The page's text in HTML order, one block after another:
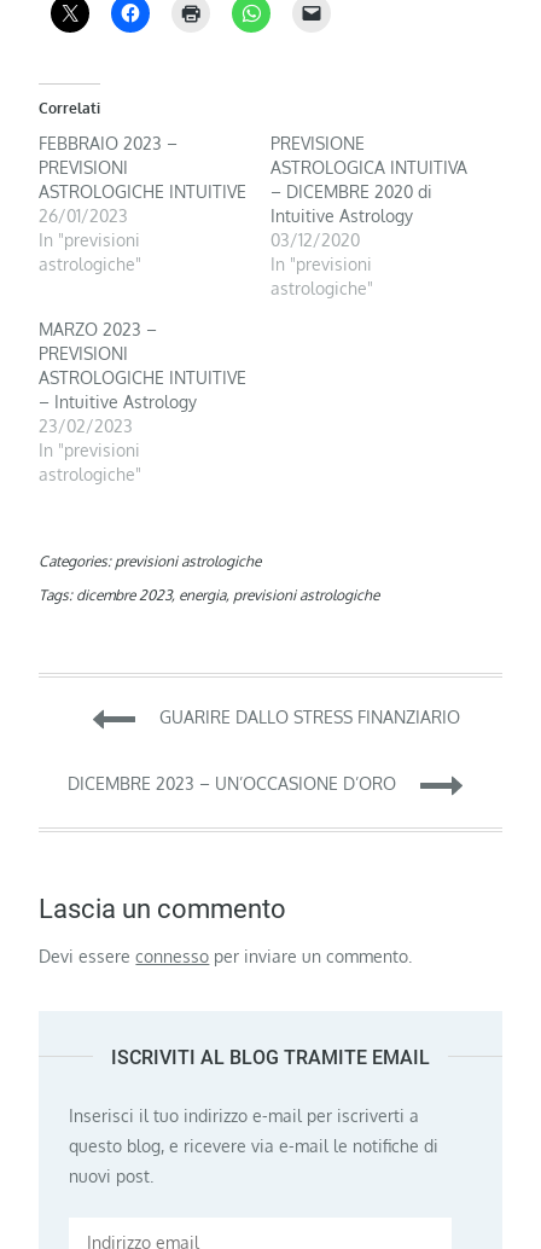
Correlati
FEBBRAIO 2023 –
PREVISIONI
ASTROLOGICHE INTUITIVE
26/01/2023
In "previsioni
astrologiche"
PREVISIONE
ASTROLOGICA INTUITIVA
– DICEMBRE 2020 di
Intuitive Astrology
03/12/2020
In "previsioni
astrologiche"
MARZO 2023 –
PREVISIONI
ASTROLOGICHE INTUITIVE
– Intuitive Astrology
23/02/2023
In "previsioni
astrologiche"
Categories: previsioni astrologiche
Tags: dicembre 2023, energia, previsioni astrologiche
Navigazione
articoli
GUARIRE DALLO STRESS FINANZIARIO
DICEMBRE 2023 – UN’OCCASIONE D’ORO
Lascia un commento
Devi essereconnesso per inviare un commento.
ISCRIVITI AL BLOG TRAMITE EMAIL
Inserisci il tuo indirizzo e-mail per iscriverti a
questo blog, e ricevere via e-mail le notifiche di
nuovi post.
Indirizzo